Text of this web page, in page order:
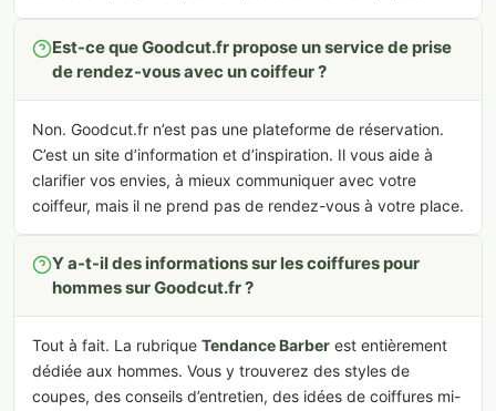
Est-ce que Goodcut.fr propose un service de prise
de rendez-vous avec un coiffeur ?
Non. Goodcut.fr n’est pas une plateforme de réservation.
C’est un site d’information et d’inspiration. Il vous aide à
clarifier vos envies, à mieux communiquer avec votre
coiffeur, mais il ne prend pas de rendez-vous à votre place.
Y a-t-il des informations sur les coiffures pour
hommes sur Goodcut.fr ?
Tout à fait. La rubrique Tendance Barber est entièrement
dédiée aux hommes. Vous y trouverez des styles de
coupes, des conseils d’entretien, des idées de coiffures mi-